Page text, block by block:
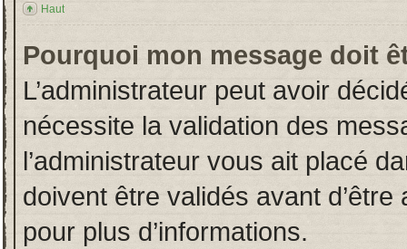
Haut
Pourquoi mon message doit
L’administrateur peut avoir
nécessite la validation des
l’administrateur vous ait placé
doivent être validés avant
pour plus d’informations.